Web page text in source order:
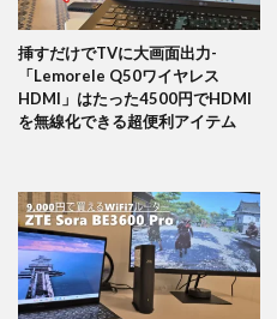
挿すだけでTVに大画面出力-
「Lemorele Q50ワイヤレス
HDMI」はたった4500円でHDMI
を無線化できる超便利アイテム